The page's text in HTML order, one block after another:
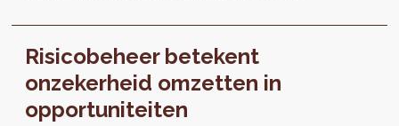
Risicobeheer betekent
onzekerheid omzetten in
opportuniteiten